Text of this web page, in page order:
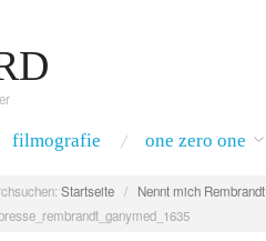
filmografie one zero one
Startseite / Nennt mich Rembrandt